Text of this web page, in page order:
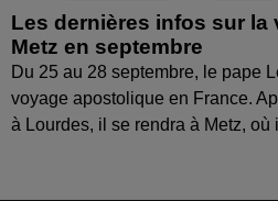
Les dernières infos sur la
Metz en septembre
Du 25 au 28 septembre, le pape
voyage apostolique en France.
à Lourdes, il se rendra à Metz, où